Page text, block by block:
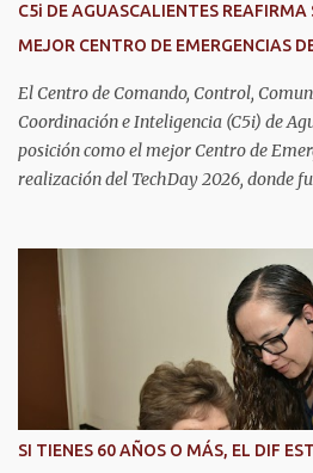
C5i DE AGUASCALIENTES
MEJOR CENTRO DE EMERGENCIAS
El Centro de Comando, Control,
Coordinación e Inteligencia (C5i) de
posición como el mejor Centro de
realización del TechDay 2026, donde
seguridad pública y la atención de
reunió a autoridades, especialistas
representantes de instituciones de
conocimientos y conocer las
materia. La titular del C5i, Michelle
reconocimiento es resultado de la
infraestructura tecnológica de
innovadores de coordinación
SI TIENES 60 AÑOS O MÁS, EL DIF